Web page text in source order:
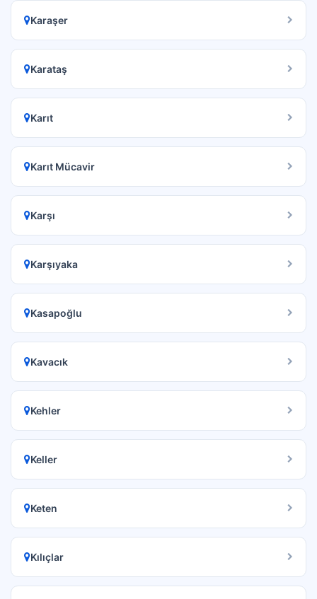
Karaşer
Karataş
Karıt
Karıt Mücavir
Karşı
Karşıyaka
Kasapoğlu
Kavacık
Kehler
Keller
Keten
Kılıçlar